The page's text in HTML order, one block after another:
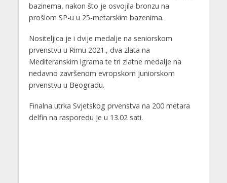
bazinema, nakon što je osvojila bronzu na
prošlom SP-u u 25-metarskim bazenima.
Nositeljica je i dvije medalje na seniorskom
prvenstvu u Rimu 2021., dva zlata na
Mediteranskim igrama te tri zlatne medalje na
nedavno završenom evropskom juniorskom
prvenstvu u Beogradu.
Finalna utrka Svjetskog prvenstva na 200 metara
delfin na rasporedu je u 13.02 sati.